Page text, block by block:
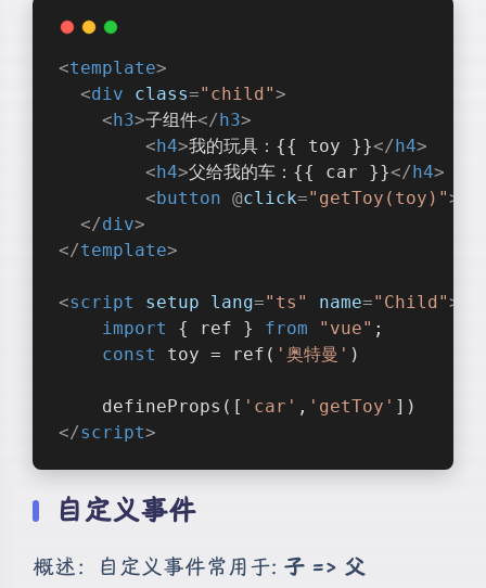
<template>
<div class="child">
< h3>子组件</ h3>
< h4>我的玩具：{{ toy }}</ h4>
< h4>父给我的车：{{ car }}</ h4>
< button @click="getToy(toy)">
</div>
</template>
<script setup lang="ts" name="Child">
import
{ ref } from "vue" ;
const
toy = ref( '奥特曼' )
	defineProps([
'car' , 'getToy' ])
</script>
自定义事件
概述：自定义事件常用于: 子 => 父